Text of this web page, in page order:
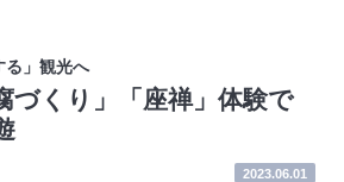
2023.06.01
る」観光へ
づくり」「座禅」体験で